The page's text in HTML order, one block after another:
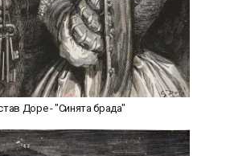
Доре - "Синята брада"